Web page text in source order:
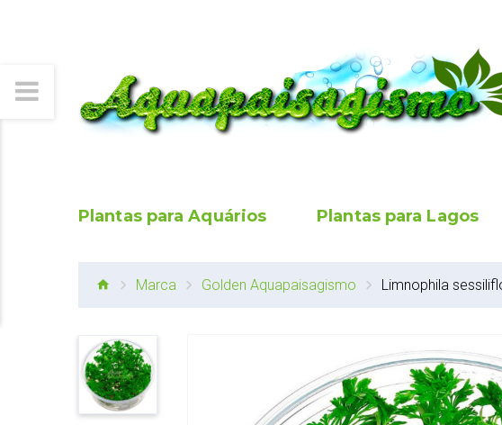
Plantas para Aquários Plantas para Lagos
Marca Golden Aquapaisagismo Limnophila